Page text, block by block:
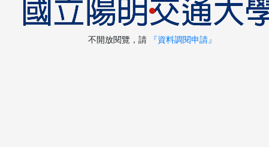
不開放閱覽，請 『資料調閱申請』